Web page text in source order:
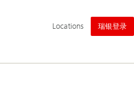
导Locations 瑞银登录